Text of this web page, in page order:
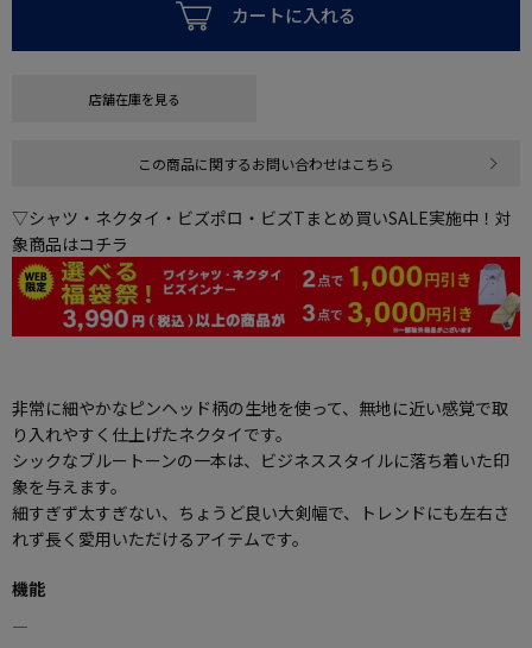
カートに入れる
店舗在庫を見る
この商品に関するお問い合わせはこちら
▽シャツ・ネクタイ・ビズポロ・ビズTまとめ買いSALE実施中！対
象商品はコチラ
非常に細やかなピンヘッド柄の生地を使って、無地に近い感覚で取
り入れやすく仕上げたネクタイです。
シックなブルートーンの一本は、ビジネススタイルに落ち着いた印
象を与えます。
細すぎず太すぎない、ちょうど良い大剣幅で、トレンドにも左右さ
れず長く愛用いただけるアイテムです。
機能
―